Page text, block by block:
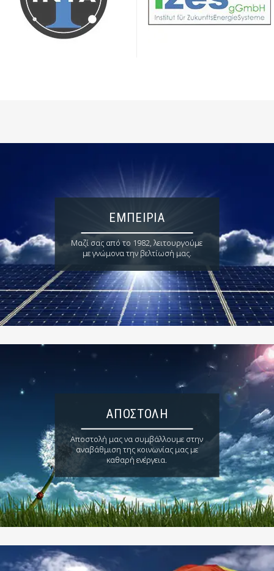
ΕΜΠΕΙΡΊΑ
Μαζί σας από το 1982, λειτουργούμε
με γνώμονα την βελτίωσή μας.
ΑΠΟΣΤΟΛΉ
Αποστολή μας να συμβάλλουμε στην
αναβάθμιση της κοινωνίας μας με
καθαρή ενέργεια.